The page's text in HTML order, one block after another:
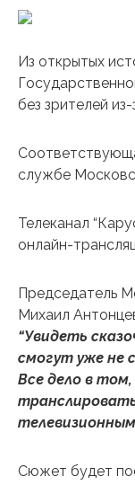
Из открытых
без зрителей
службе
Телеканал
онлайн-
Председатель
Михаил
“Увидеть
смогут уже не
Все дело в
Сюжет будет